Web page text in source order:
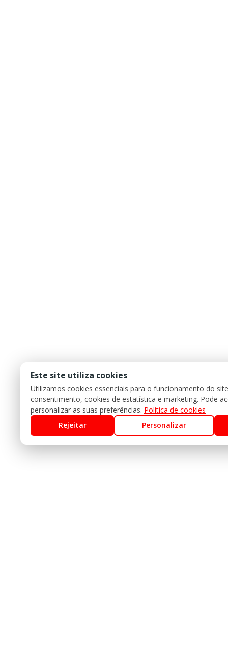
Este site utiliza cookies
Utilizamos cookies essenciais para o funcionamento do
consentimento, cookies de estatística e marketing. Pode
personalizar as suas preferências. Política de cookies
Rejeitar
Personalizar